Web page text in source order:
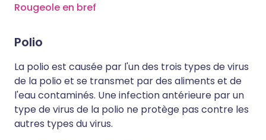
Rougeole en bref
Polio
La polio est causée par l'un des trois types de virus
de la polio et se transmet par des aliments et de
l'eau contaminés. Une infection antérieure par un
type de virus de la polio ne protège pas contre les
autres types du virus.